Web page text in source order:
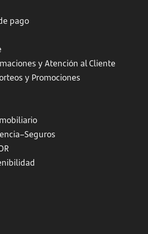
pago
y Atención al Cliente
y Promociones